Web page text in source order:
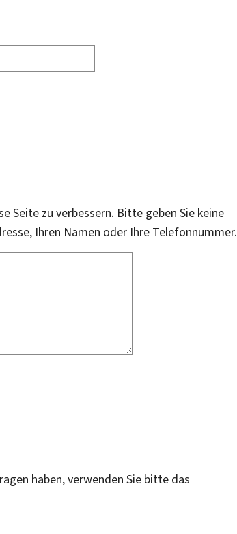
Seite zu verbessern. Bitte geben Sie keine
Ihren Namen oder Ihre Telefonnummer.
haben, verwenden Sie bitte das